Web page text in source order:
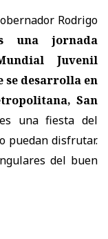
Rodrigo
una jornada
Juvenil
se desarrolla en
San
una fiesta del
puedan disfrutar.
del buen